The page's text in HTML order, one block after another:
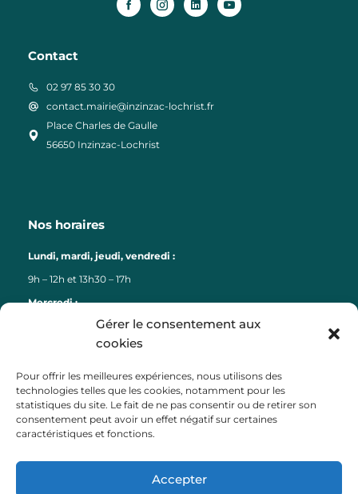
Gérer le consentement aux
cookies
Pour offrir les meilleures expériences, nous utilisons des
technologies telles que les cookies, notamment pour les
statistiques du site. Le fait de ne pas consentir ou de retirer son
consentement peut avoir un effet négatif sur certaines
caractéristiques et fonctions.
Accepter
Contact
02 97 85 30 30
contact.mairie@inzinzac-lochrist.fr
Place Charles de Gaulle
56650 Inzinzac-Lochrist
Nos horaires
Lundi, mardi, jeudi, vendredi :
9h – 12h et 13h30 – 17h
Mercredi :
Liens
Lorient Agglomération
Lorient Bretagne Sud Tourisme
Département du Morbihan
Région Bretagne
Préfecture du Morbihan